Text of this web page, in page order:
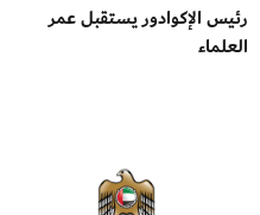
رئيس الإكوادور يستقبل عمر
العلماء